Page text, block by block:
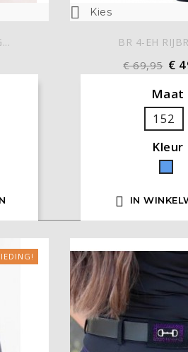
 Kies
BR 4-EH
€ 69,95 €
Maat
152
Kleur
 IN